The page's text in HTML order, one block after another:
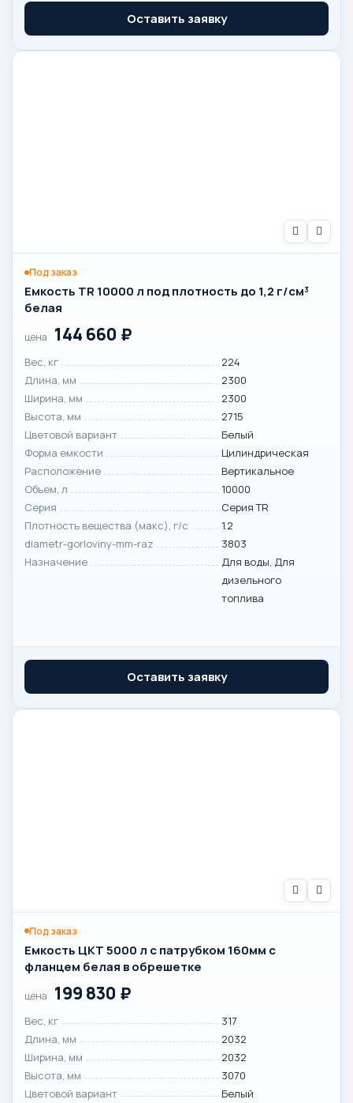
Оставить заявку
Под заказ
Емкость TR 10000 л под плотность до 1,2 г/см³
белая
цена 144 660 ₽
Вес, кг
224
Длина, мм
2300
Ширина, мм
2300
Высота, мм
2715
Цветовой вариант
Белый
Форма емкости
Цилиндрическая
Расположение
Вертикальное
Объем, л
10000
Серия
Серия TR
Плотность вещества (макс), г/с
1.2
diametr-gorloviny-mm-raz
3803
Назначение
Для воды, Для
дизельного
топлива
Оставить заявку
Под заказ
Емкость ЦКТ 5000 л с патрубком 160мм с
фланцем белая в обрешетке
цена 199 830 ₽
Вес, кг
317
Длина, мм
2032
Ширина, мм
2032
Высота, мм
3070
Цветовой вариант
Белый